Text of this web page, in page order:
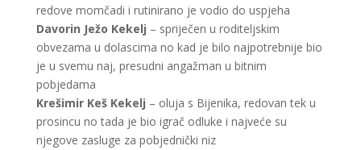
redove momčadi i rutinirano je vodio do uspjeha
Davorin Ježo Kekelj – spriječen u roditeljskim
obvezama u dolascima no kad je bilo najpotrebnije bio
je u svemu naj, presudni angažman u bitnim
pobjedama
Krešimir Keš Kekelj – oluja s Bijenika, redovan tek u
prosincu no tada je bio igrač odluke i najveće su
njegove zasluge za pobjednički niz